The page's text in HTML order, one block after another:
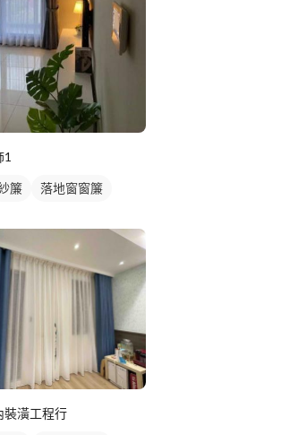
簾 落地窗窗簾
裝潢工程行